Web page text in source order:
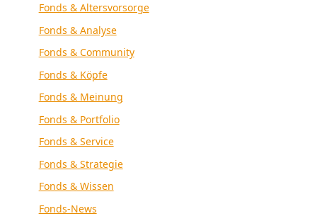
Fonds & Altersvorsorge
Fonds & Analyse
Fonds & Community
Fonds & Köpfe
Fonds & Meinung
Fonds & Portfolio
Fonds & Service
Fonds & Strategie
Fonds & Wissen
Fonds-News